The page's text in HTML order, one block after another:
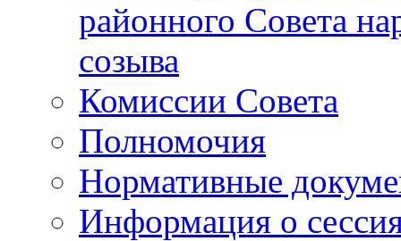
районного Совета
созыва
Комиссии Совета
Полномочия
Нормативные
Информация о